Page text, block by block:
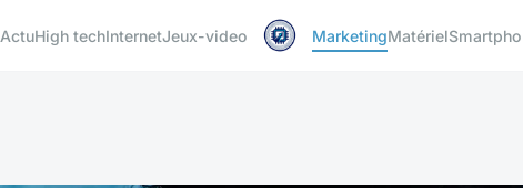
ActuHigh techInternetJeux-video MarketingMatériel